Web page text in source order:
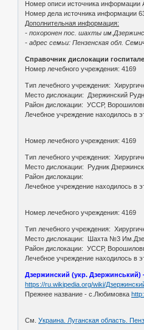
Номер описи источника информации
Номер дела источника информации
Дополнительная информация:
- похоронен пос. шахты
- адрес семьи: Пензенская обл.
Справочник дислокации
Номер лечебного учреждения: 4169
Тип лечебного учреждения:
Место дислокации: Дзержинский
Район дислокации: УССР,
Лечебное учреждение находилось в
Номер лечебного учреждения: 4169
Тип лечебного учреждения:
Место дислокации: Рудник
Район дислокации:
Лечебное учреждение находилось в
Номер лечебного учреждения: 4169
Тип лечебного учреждения:
Место дислокации: Шахта №3
Район дислокации: УССР,
Лечебное учреждение находилось в
Дзержинский (укр. Дзержинський)
https://ru.wikipedia.org/wiki/
Прежнее название - с.Любимовка
См.Украина. Луганская область.